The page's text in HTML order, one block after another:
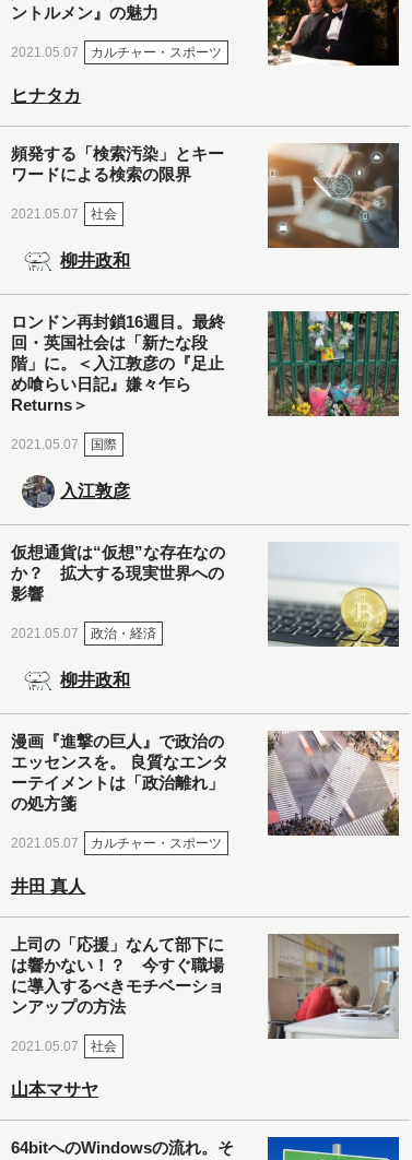
ントルメン』の魅力
2021.05.07 カルチャー・スポーツ
ヒナタカ
頻発する「検索汚染」とキー
ワードによる検索の限界
2021.05.07 社会
柳井政和
ロンドン再封鎖16週目。最終
回・英国社会は「新たな段
階」に。＜入江敦彦の『足止
め喰らい日記』嫌々乍ら
Returns＞
2021.05.07 国際
入江敦彦
仮想通貨は“仮想”な存在なの
か？ 拡大する現実世界への
影響
2021.05.07 政治・経済
柳井政和
漫画『進撃の巨人』で政治の
エッセンスを。 良質なエンタ
ーテイメントは「政治離れ」
の処方箋
2021.05.07 カルチャー・スポーツ
井田 真人
上司の「応援」なんて部下に
は響かない！？ 今すぐ職場
に導入するべきモチベーショ
ンアップの方法
2021.05.07 社会
山本マサヤ
64bitへのWindowsの流れ。そ